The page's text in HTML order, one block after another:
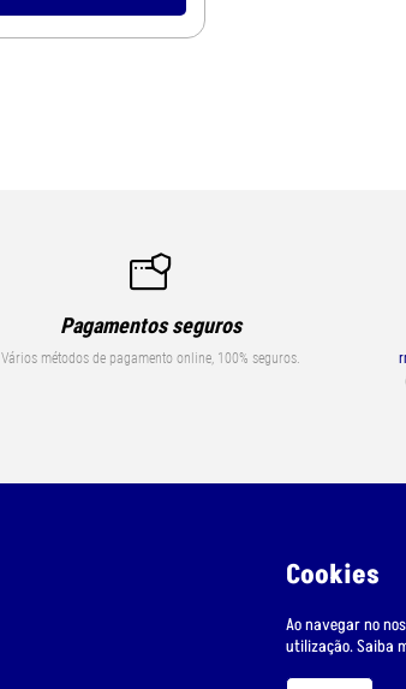
Pagamentos seguros
Vários métodos de pagamento online, 100% seguros.
Suporte
Cookies
Ao navegar no
utilização. Saiba